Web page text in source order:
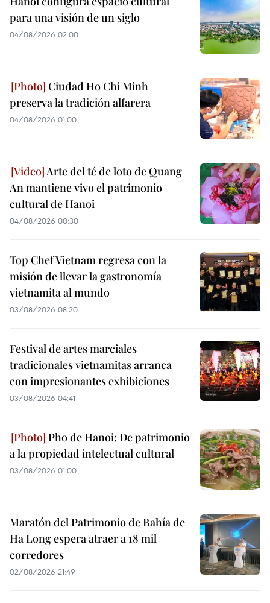
para una visión de un siglo
04/08/2026 02:00
Ciudad Ho Chi Minh
preserva la tradición alfarera
04/08/2026 01:00
Arte del té de loto de Quang
An mantiene vivo el patrimonio
cultural de Hanoi
04/08/2026 00:30
Top Chef Vietnam regresa con la
misión de llevar la gastronomía
vietnamita al mundo
03/08/2026 08:20
Festival de artes marciales
tradicionales vietnamitas arranca
con impresionantes exhibiciones
03/08/2026 04:41
Pho de Hanoi: De patrimonio
a la propiedad intelectual cultural
03/08/2026 01:00
Maratón del Patrimonio de Bahía de
Ha Long espera atraer a 18 mil
corredores
02/08/2026 21:49